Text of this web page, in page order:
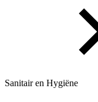
Sanitair en Hygiëne